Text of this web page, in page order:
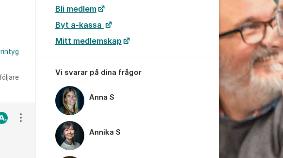
följare
Visa/dölj inställningar för inlägg/kommentar
Bli medlem
Byt a-kassa
Mitt medlemskap
Vi svarar på dina frågor
Anna S
Annika S